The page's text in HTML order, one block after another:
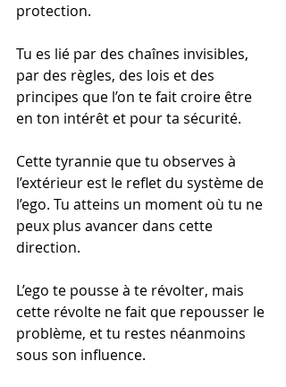
protection.
Tu es lié par des chaînes invisibles,
par des règles, des lois et des
principes que l’on te fait croire être
en ton intérêt et pour ta sécurité.
Cette tyrannie que tu observes à
l’extérieur est le reflet du système de
l’ego. Tu atteins un moment où tu ne
peux plus avancer dans cette
direction.
L’ego te pousse à te révolter, mais
cette révolte ne fait que repousser le
problème, et tu restes néanmoins
sous son influence.